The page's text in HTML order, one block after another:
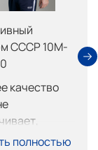
СССР 10M-
качество
на
полностью